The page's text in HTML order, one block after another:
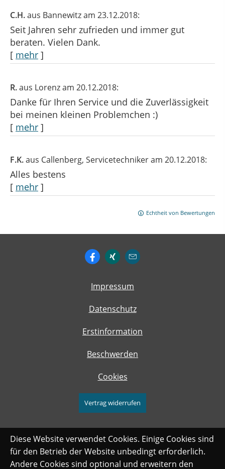
C.H.aus Bannewitzam 23.12.2018:
Seit Jahren sehr zufrieden und immer gut
beraten. Vielen Dank.
[ mehr ]
R.aus Lorenzam 20.12.2018:
Danke für Ihren Service und die Zuverlässigkeit
bei meinen kleinen Problemchen :)
[ mehr ]
F.K.aus Callenberg, Servicetechnikeram 20.12.2018:
Alles bestens
[ mehr ]
Echtheit von Bewertungen
Impressum
Datenschutz
Erstinformation
Beschwerden
Cookies
Vertrag widerrufen
Diese Website verwendet Cookies. Einige Cookies sind
für den Betrieb der Website unbedingt erforderlich.
Andere Cookies sind optional und erweitern den